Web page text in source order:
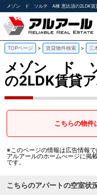
メゾン ド ソルテ A棟 恵比須の2LDK賃
TOPページ 賃貸物件検索 三
メゾン ド
の2LDK賃貸
こちらの物件
※このページの情報は広告情報
アルアールのホームぺージに掲
です。
こちらのアパートの空室状